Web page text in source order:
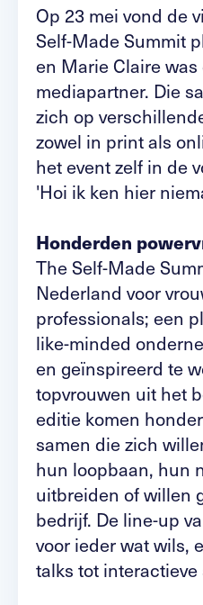
Op 23 mei vond de
Self-Made Summit
en Marie Claire
mediapartner. Die
zich op
zowel in print als
het event zelf in de
'Hoi ik ken hier
Honderden
The Self-Made
Nederland voor
professionals; een
like-minded
en geïnspireerd te
topvrouwen uit het
editie komen
samen die zich
hun loopbaan, hun
uitbreiden of willen
bedrijf. De line-up
voor ieder wat wils,
talks tot interactieve